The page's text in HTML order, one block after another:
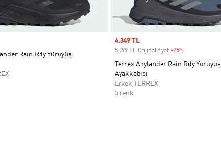
Rain.Rdy Yürüyüş
Sale price
4.349 TL
5.799 TL Orijinal fiyat -25%
Terrex Anylander Rain.Rdy Yürüyüş
Ayakkabısı
Erkek TERREX
5 renk